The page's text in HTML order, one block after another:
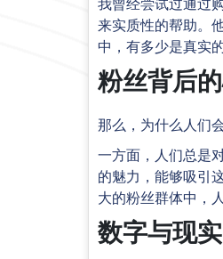
来实质性的帮助。
中，有多少是真实
粉丝背后
那么，为什么人们
一方面，人们总是
的魅力，能够吸引
大的粉丝群体中，
数字与现